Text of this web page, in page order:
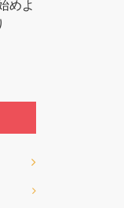
めよ